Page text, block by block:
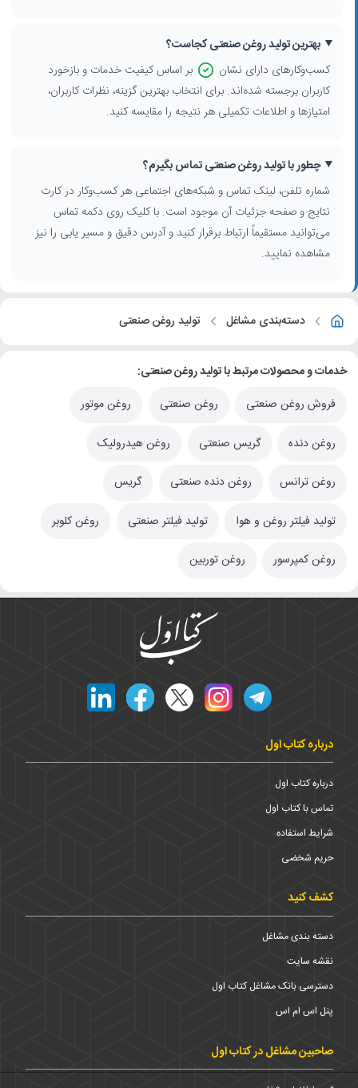
بهترین تولید روغن صنعتی کجاست؟
کسب‌وکارهای دارای نشان
بر اساس کیفیت خدمات و بازخورد
کاربران برجسته شده‌اند. برای انتخاب بهترین گزینه، نظرات کاربران،
امتیازها و اطلاعات تکمیلی هر نتیجه را مقایسه کنید.
چطور با تولید روغن صنعتی تماس بگیرم؟
شماره تلفن، لینک تماس و شبکه‌های اجتماعی هر کسب‌وکار در کارت
نتایج و صفحه جزئیات آن موجود است. با کلیک روی دکمه تماس
می‌توانید مستقیماً ارتباط برقرار کنید و آدرس دقیق و مسیر یابی را نیز
مشاهده نمایید.
دسته‌بندی مشاغل تولید روغن صنعتی
خدمات و محصولات مرتبط با تولید روغن صنعتی:
فروش روغن صنعتی
روغن صنعتی روغن موتور
روغن دنده گریس صنعتی روغن هیدرولیک
روغن ترانس روغن دنده صنعتی گریس
تولید فیلتر روغن و هوا تولید فیلتر صنعتی روغن کلوبر
روغن کمپرسور روغن توربین
درباره کتاب اول
درباره کتاب اول
تماس با کتاب اول
شرایط استفاده
حریم شخضی
کشف کنید
دسته بندی مشاغل
نقشه سایت
دسترسی بانک مشاغل کتاب اول
پنل اس ام اس
صاحبین مشاغل در کتاب اول